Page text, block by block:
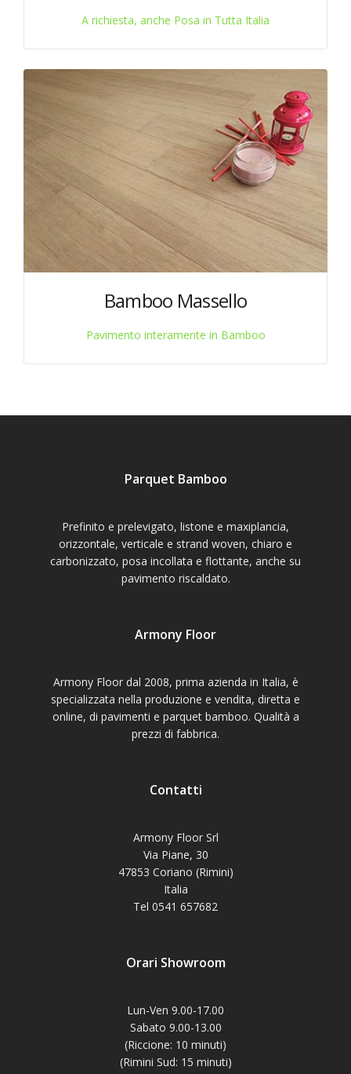
A richiesta, anche Posa in Tutta Italia
Bamboo Massello
Pavimento interamente in Bamboo
Parquet Bamboo
Prefinito e prelevigato, listone e maxiplancia,
orizzontale, verticale e strand woven, chiaro e
carbonizzato, posa incollata e flottante, anche su
pavimento riscaldato.
Armony Floor
Armony Floor dal 2008, prima azienda in Italia, è
specializzata nella produzione e vendita, diretta e
online, di pavimenti e parquet bamboo. Qualità a
prezzi di fabbrica.
Contatti
Armony Floor Srl
Via Piane, 30
47853 Coriano (Rimini)
Italia
Tel 0541 657682
Orari Showroom
Lun-Ven 9.00-17.00
Sabato 9.00-13.00
(Riccione: 10 minuti)
(Rimini Sud: 15 minuti)